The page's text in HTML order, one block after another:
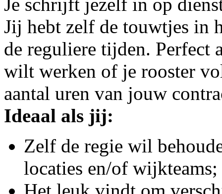
Jij hebt zelf de touwtjes in
de reguliere tijden. Perfect
wilt werken of je rooster
aantal uren van jouw
Ideaal als jij:
Zelf de regie wil
locaties en/of wijkteams;